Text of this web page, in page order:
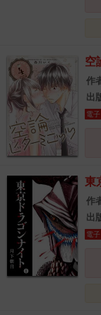
空
作
出
電子
東
作
出
電子